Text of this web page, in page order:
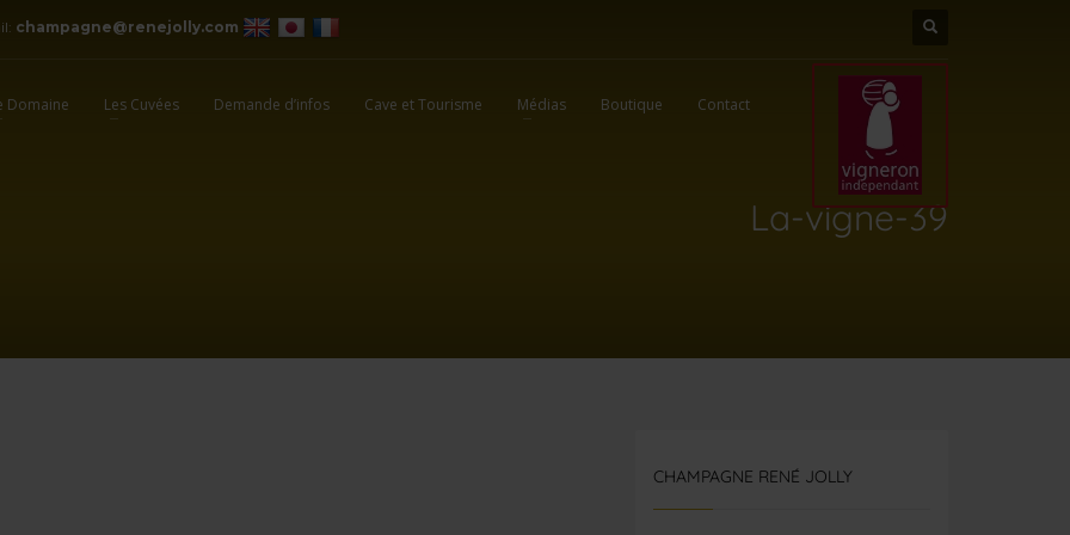
champagne@renejolly.com
Domaine Les Cuvées Demande d’infos Cave et Tourisme Médias Boutique Contact
La-vigne-39
CHAMPAGNE RENÉ JOLLY